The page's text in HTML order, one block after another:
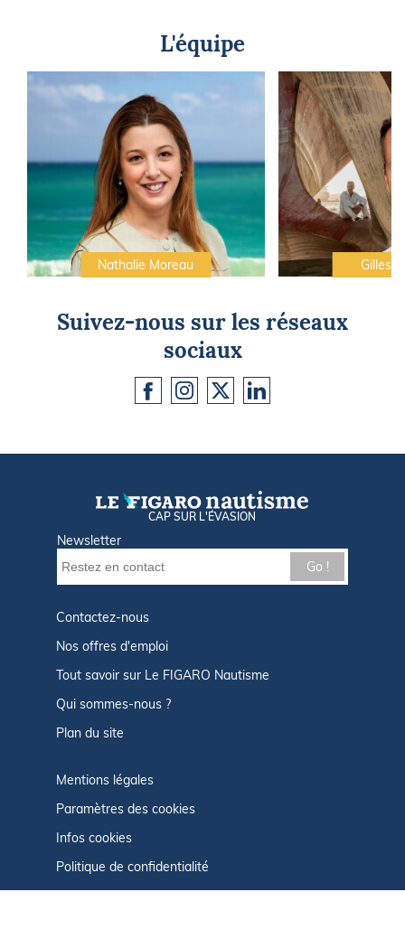
L'équipe
Nathalie Moreau Gilles
Suivez-nous sur les réseaux
sociaux
CAP SUR L'ÉVASION
Newsletter
Go !
Contactez-nous
Nos offres d'emploi
Tout savoir sur Le FIGARO Nautisme
Qui sommes-nous ?
Plan du site
Mentions légales
Paramètres des cookies
Infos cookies
Politique de confidentialité
CGU